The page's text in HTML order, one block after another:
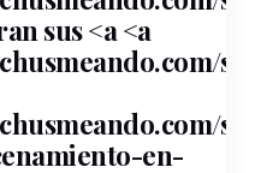
sus <a <a
com/
en-